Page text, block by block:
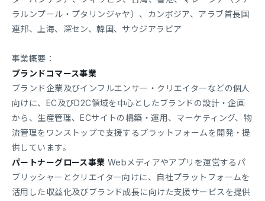
ラルンプール・プタリンジャヤ）、カンボジア、アラブ首長国
連邦、上海、深セン、韓国、サウジアラビア
事業概要：
ブランドコマース事業
ブランド企業及びインフルエンサー・クリエイターなどの個人
向けに、EC及びD2C領域を中心としたブランドの設計・企画
から、生産管理、ECサイトの構築・運用、マーケティング、物
流管理をワンストップで支援するプラットフォームを開発・提
供しています。
パートナーグロース事業 Webメディアやアプリを運営するパ
ブリッシャーとクリエイター向けに、自社プラットフォームを
活用した収益化及びブランド成長に向けた支援サービスを提供